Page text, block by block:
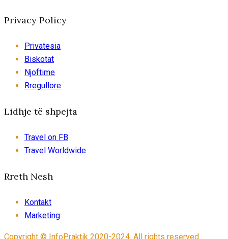
Privacy Policy
Privatesia
Biskotat
Njoftime
Rregullore
Lidhje të shpejta
Travel on FB
Travel Worldwide
Rreth Nesh
Kontakt
Marketing
Copyright © InfoPraktik 2020-2024. All rights reserved